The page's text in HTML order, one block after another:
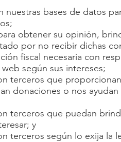
nuestras bases de datos
obtener su opinión,
por no recibir dichas
fiscal necesaria con
según sus intereses;
terceros que
donaciones o nos
terceros que puedan
y
terceros según lo exija la